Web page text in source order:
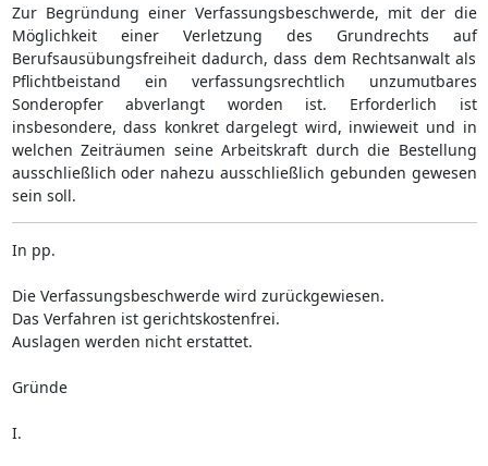
Zur Begründung einer Verfassungsbeschwerde, mit der die
Möglichkeit einer Verletzung des Grundrechts auf
Berufsausübungsfreiheit dadurch, dass dem Rechtsanwalt als
Pflichtbeistand ein verfassungsrechtlich unzumutbares
Sonderopfer abverlangt worden ist. Erforderlich ist
insbesondere, dass konkret dargelegt wird, inwieweit und in
welchen Zeiträumen seine Arbeitskraft durch die Bestellung
ausschließlich oder nahezu ausschließlich gebunden gewesen
sein soll.
In pp.
Die Verfassungsbeschwerde wird zurückgewiesen.
Das Verfahren ist gerichtskostenfrei.
Auslagen werden nicht erstattet.
Gründe
I.